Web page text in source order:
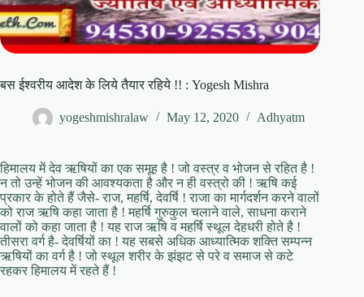
बस ईश्वरीय आदेश के लिये तैयार रहिये !! : Yogesh Mishra
yogeshmishralaw May 12, 2020 Adhyatm
हिमालय में देव ऋषियों का एक समूह है ! जो वस्त्र व भोजन से रहित है !
न तो उन्हें भोजन की आवश्यकता है और न ही वस्त्रो की ! ऋषि कई
प्रकार के होते हैं जैसे- राज, महर्षि, देवर्षि ! राजा का मार्गदर्शन करने वालों
को राज ऋषि कहा जाता है ! महर्षि गुरुकुल चलाने वाले, साधना कराने
वालों को कहा जाता है ! यह राज ऋषि व महर्षि स्थूल देहधरी होते है !
तीसरा वर्ग है- देवर्षियों का ! यह सबसे अधिक आध्यात्मिक शक्ति सम्पन्न
ऋषियों का वर्ग है ! जो स्थूल शरीर के झंझट से परे व समाज से कटे
रहकर हिमालय में रहते हैं !